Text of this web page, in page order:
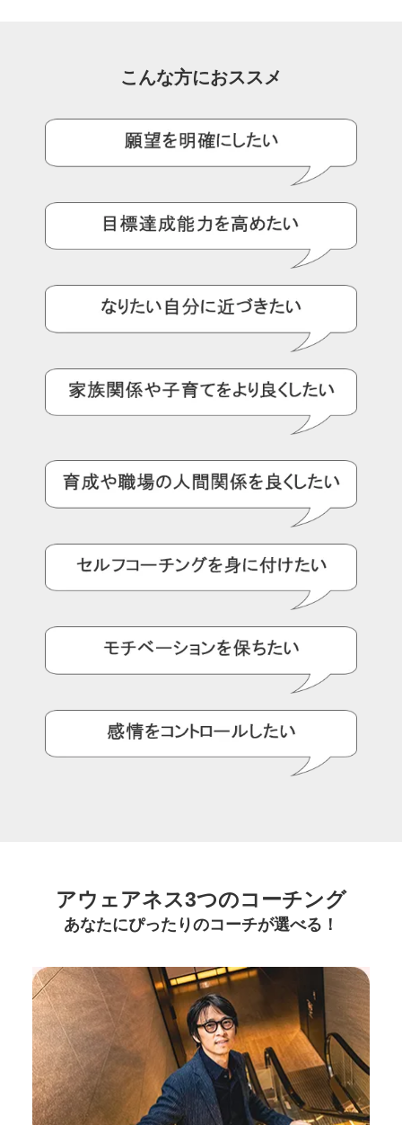
こんな方におススメ
アウェアネス3つのコーチング
あなたにぴったりのコーチが選べる！